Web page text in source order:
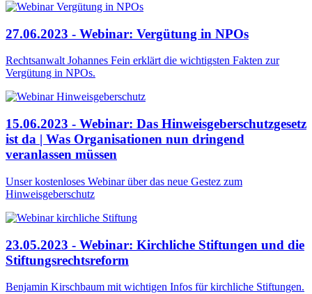
27.06.2023 - Webinar: Vergütung in NPOs
Rechtsanwalt Johannes Fein erklärt die wichtigsten Fakten zur
Vergütung in NPOs.
15.06.2023 - Webinar: Das Hinweisgeberschutzgesetz
ist da | Was Organisationen nun dringend
veranlassen müssen
Unser kostenloses Webinar über das neue Gestez zum
Hinweisgeberschutz
23.05.2023 - Webinar: Kirchliche Stiftungen und die
Stiftungsrechtsreform
Benjamin Kirschbaum mit wichtigen Infos für kirchliche Stiftungen.